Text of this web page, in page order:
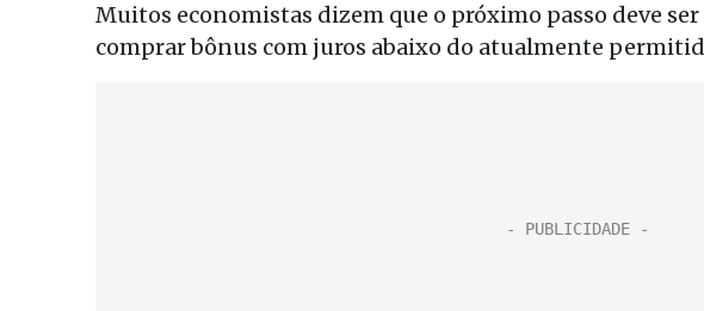
Muitos economistas dizem que o próximo passo deve
comprar bônus com juros abaixo do atualmente